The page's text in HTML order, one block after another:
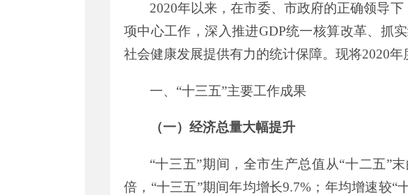
2020年以来，在市委、 市政府的正确领导下
项中心工作，深入推进GDP统一核算改革、抓
社会健康发展提供有力的统计保障。现将2020年
一、 “十三五”主要工作成果
（一） 经济总量大幅提升
“十三五”期间，全市生产总值从“十二五”末
倍，“十三五”期间年均增长9.7% ； 年均增速较“